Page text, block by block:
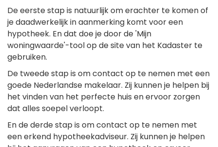
De eerste stap is natuurlijk om erachter te komen of
je daadwerkelijk in aanmerking komt voor een
hypotheek. En dat doe je door de 'Mijn
woningwaarde'-tool op de site van het Kadaster te
gebruiken.
De tweede stap is om contact op te nemen met een
goede Nederlandse makelaar. Zij kunnen je helpen bij
het vinden van het perfecte huis en ervoor zorgen
dat alles soepel verloopt.
En de derde stap is om contact op te nemen met
een erkend hypotheekadviseur. Zij kunnen je helpen